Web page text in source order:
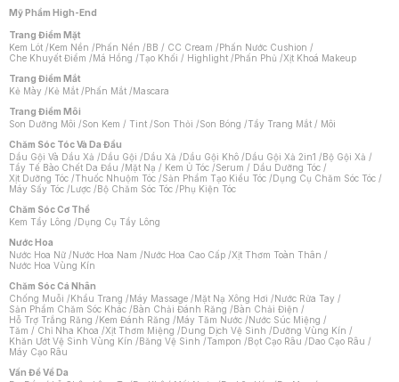
Mỹ Phẩm High-End
Trang Điểm Mặt
Kem Lót / Kem Nền / Phấn Nền / BB / CC Cream / Phấn Nước Cushion /
Che Khuyết Điểm / Má Hồng /Tạo Khối / Highlight / Phấn Phủ /Xịt Khoá Makeup
Trang Điểm Mắt
Kẻ Mày / Kẻ Mắt / Phấn Mắt / Mascara
Trang Điểm Môi
Son Dưỡng Môi /Son Kem / Tint /Son Thỏi /Son Bóng /Tẩy Trang Mắt / Môi
Chăm Sóc Tóc Và Da Đầu
Dầu Gội Và Dầu Xả / Dầu Gội / Dầu Xả / Dầu Gội Khô / Dầu Gội Xả 2in1 / Bộ Gội Xả /
Tẩy Tế Bào Chết Da Đầu / Mặt Nạ / Kem Ủ Tóc /Serum / Dầu Dưỡng Tóc /
Xịt Dưỡng Tóc /Thuốc Nhuộm Tóc /Sản Phẩm Tạo Kiểu Tóc / Dụng Cụ Chăm Sóc Tóc /
Máy Sấy Tóc / Lược / Bộ Chăm Sóc Tóc / Phụ Kiện Tóc
Chăm Sóc Cơ Thể
Kem Tẩy Lông / Dụng Cụ Tẩy Lông
Nước Hoa
Nước Hoa Nữ / Nước Hoa Nam / Nước Hoa Cao Cấp /Xịt Thơm Toàn Thân /
Nước Hoa Vùng Kín
Chăm Sóc Cá Nhân
Chống Muỗi / Khẩu Trang / Máy Massage / Mặt Nạ Xông Hơi / Nước Rửa Tay /
Sản Phẩm Chăm Sóc Khác / Bàn Chải Đánh Răng / Bàn Chải Điện /
Hỗ Trợ Trắng Răng / Kem Đánh Răng / Máy Tăm Nước / Nước Súc Miệng /
Tăm / Chỉ Nha Khoa /Xịt Thơm Miệng / Dung Dịch Vệ Sinh / Dưỡng Vùng Kín /
Khăn Ướt Vệ Sinh Vùng Kín / Băng Vệ Sinh /Tampon / Bọt Cạo Râu / Dao Cạo Râu /
Máy Cạo Râu
Vấn Đề Về Da